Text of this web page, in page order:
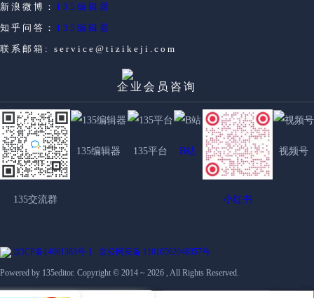
新浪微博： 135编辑器
知乎问答： 135编辑器
联系邮箱: service@tizikeji.com
企业会员咨询
135交流群
135编辑器 135平台 B站
小红书
视频号
京ICP备14061383号-1 京公网安备 11010502048357号
Powered by 135editor. Copyright © 2014 ~ 2026 , All Rights Reserved.